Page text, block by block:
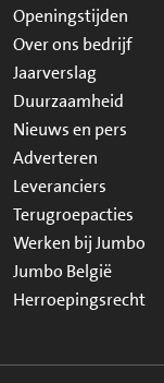
Openingstijden
Over ons bedrijf
Jaarverslag
Duurzaamheid
Nieuws en pers
Adverteren
Leveranciers
Terugroepacties
Werken bij Jumbo
Jumbo België
Herroepingsrecht